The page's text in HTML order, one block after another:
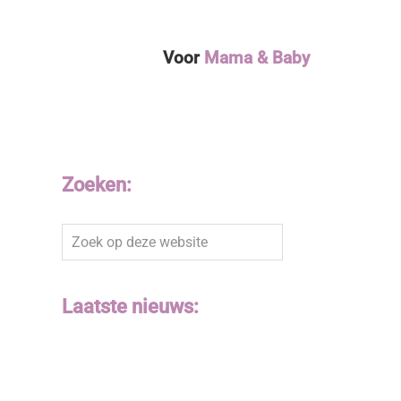
VoorMama & Baby
Zoeken:
Zoek
op
website
Laatste nieuws: